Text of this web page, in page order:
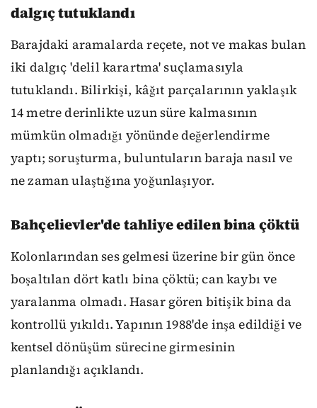
dalgıç tutuklandı
Barajdaki aramalarda reçete, not ve makas bulan
iki dalgıç 'delil karartma' suçlamasıyla
tutuklandı. Bilirkişi, kâğıt parçalarının yaklaşık
14 metre derinlikte uzun süre kalmasının
mümkün olmadığı yönünde değerlendirme
yaptı; soruşturma, buluntuların baraja nasıl ve
ne zaman ulaştığına yoğunlaşıyor.
Bahçelievler'de tahliye edilen bina çöktü
Kolonlarından ses gelmesi üzerine bir gün önce
boşaltılan dört katlı bina çöktü; can kaybı ve
yaralanma olmadı. Hasar gören bitişik bina da
kontrollü yıkıldı. Yapının 1988'de inşa edildiği ve
kentsel dönüşüm sürecine girmesinin
planlandığı açıklandı.